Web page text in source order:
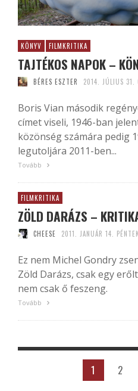
KÖNYV FILMKRITIKA
TAJTÉKOS NAPOK –
BÉRES ESZTER 2014. JÚLIUS 31.
Boris Vian második
címet viseli, 1946-ban
közönség számára pedig
legutoljára 2011-ben...
Tovább
FILMKRITIKA
ZÖLD DARÁZS –
CHEESE 2011. JANUÁR 14. PÉNTEK
Ez nem Michel Gondry
Zöld Darázs, csak egy
nem csak ő feszeng.
Tovább
1 2